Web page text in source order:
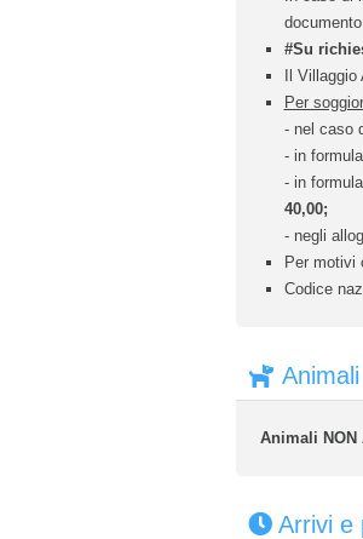
#Su
Il
Per
- nel caso
- in
- in
40,00;
- negli
Per motivi
Codice
Animali
Animali NON
Arrivi e